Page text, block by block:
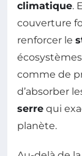
climatique.
couverture
renforcer le
comme de
d’absorber
serre qui
planète.